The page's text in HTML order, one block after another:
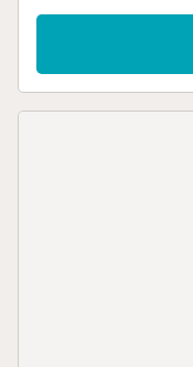
og barnestol er
gjenstand og
med bil): nærmeste
m, supermarked 925